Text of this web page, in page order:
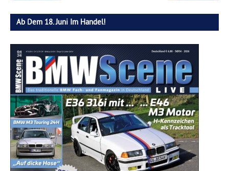
Ab Dem 18. Juni Im Handel!